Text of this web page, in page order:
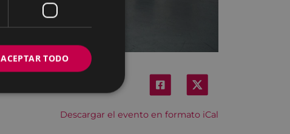
Descargar el evento en formato iCal
ACEPTAR TODO